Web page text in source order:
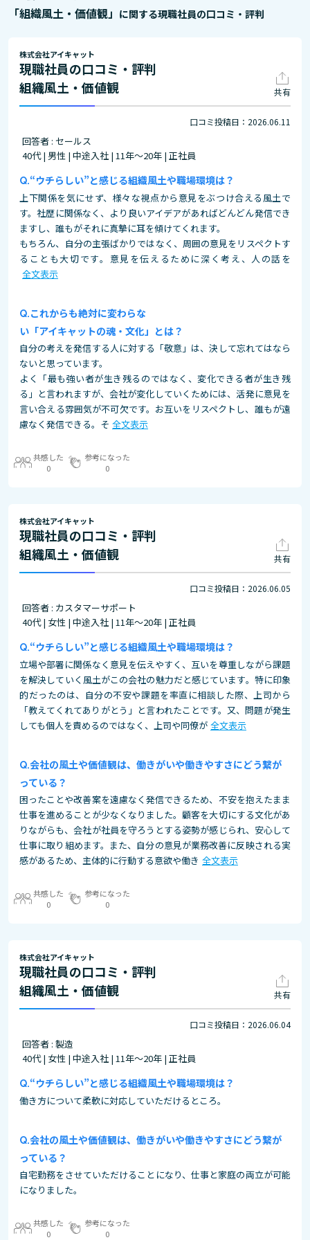
「組織風土・価値観」 に関する現職社員の口コミ・評判
株式会社アイキャット
現職社員の口コミ・評判
組織風土・価値観
共有
口コミ投稿日：2026.06.11
回答者 : セールス
40代 | 男性 | 中途入社 | 11年～20年 | 正社員
“ウチらしい”と感じる組織風土や職場環境は？
上下関係を気にせず、様々な視点から意見をぶつけ合える風土で
す。社歴に関係なく、より良いアイデアがあればどんどん発信でき
ますし、誰もがそれに真摯に耳を傾けてくれます。
もちろん、自分の主張ばかりではなく、周囲の意見をリスペクトす
ることも大切です。意見を伝えるために深く考え、人の話を
全文表示
これからも絶対に変わらな
い「アイキャットの魂・文化」とは？
自分の考えを発信する人に対する「敬意」は、決して忘れてはなら
ないと思っています。
よく「最も強い者が生き残るのではなく、変化できる者が生き残
る」と言われますが、会社が変化していくためには、活発に意見を
言い合える雰囲気が不可欠です。お互いをリスペクトし、誰もが遠
慮なく発信できる。そ 全文表示
共感した
0
参考になった
0
株式会社アイキャット
現職社員の口コミ・評判
組織風土・価値観
共有
口コミ投稿日：2026.06.05
回答者 : カスタマーサポート
40代 | 女性 | 中途入社 | 11年～20年 | 正社員
“ウチらしい”と感じる組織風土や職場環境は？
立場や部署に関係なく意見を伝えやすく、互いを尊重しながら課題
を解決していく風土がこの会社の魅力だと感じています。特に印象
的だったのは、自分の不安や課題を率直に相談した際、上司から
「教えてくれてありがとう」と言われたことです。又、問題が発生
しても個人を責めるのではなく、上司や同僚が 全文表示
会社の風土や価値観は、働きがいや働きやすさにどう繋が
っている？
困ったことや改善案を遠慮なく発信できるため、不安を抱えたまま
仕事を進めることが少なくなりました。顧客を大切にする文化があ
りながらも、会社が社員を守ろうとする姿勢が感じられ、安心して
仕事に取り組めます。また、自分の意見が業務改善に反映される実
感があるため、主体的に行動する意欲や働き 全文表示
共感した
0
参考になった
0
株式会社アイキャット
現職社員の口コミ・評判
組織風土・価値観
共有
口コミ投稿日：2026.06.04
回答者 : 製造
40代 | 女性 | 中途入社 | 11年～20年 | 正社員
“ウチらしい”と感じる組織風土や職場環境は？
働き方について柔軟に対応していただけるところ。
会社の風土や価値観は、働きがいや働きやすさにどう繋が
っている？
自宅勤務をさせていただけることになり、仕事と家庭の両立が可能
になりました。
共感した
0
参考になった
0